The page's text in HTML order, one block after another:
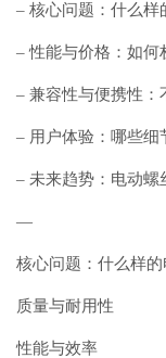
– 核心问题：什么样
– 性能与价格：如何
– 兼容性与便携性：
– 用户体验：哪些细
– 未来趋势：电动螺
—
核心问题：什么样的
质量与耐用性
性能与效率